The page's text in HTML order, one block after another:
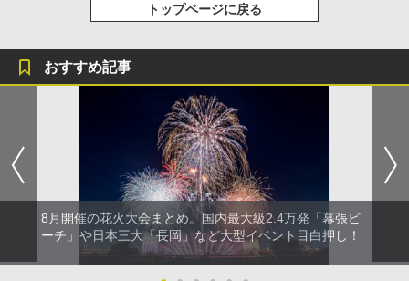
トップページに戻る
おすすめ記事
8月開催の花火大会まとめ。国内最大級2.4万発「幕張ビ
ーチ」や日本三大「長岡」など大型イベント目白押し！